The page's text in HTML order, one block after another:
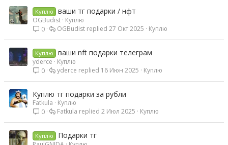
Куплю ваши тг подарки / нфт
OGBudist Куплю
0
Куплю
27 Окт 2025
OGBudist
Куплю ваши nft подарки телеграм
yderce
Куплю
0
Куплю
16 Июн 2025
yderce
Куплю тг подарки за рубли
Fatkula
Куплю
0
Куплю
2 Июл 2025
Fatkula
Куплю Подарки тг